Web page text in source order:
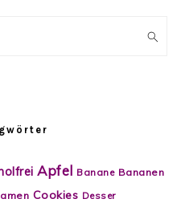
Apfel Banane Bananen
Cookies Desser